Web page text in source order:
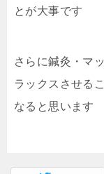
とが大事です
さらに鍼灸・マ
ラックスさせる
なると思います